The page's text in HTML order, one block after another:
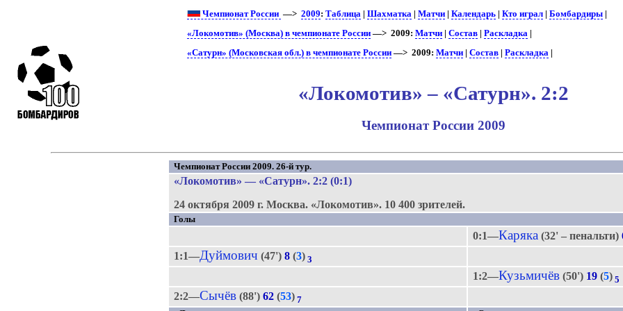
Чемпионат России —>2009:Таблица |Шахматка |Матчи |Календарь |Кто играл |Бомбардиры
«Локомотив» (Москва) в чемпионате России —> 2009:Матчи |Состав |Раскладка |
«Сатурн» (Московская обл.) в чемпионате России —> 2009:Матчи |Состав |Раскладка |
«Локомотив» – «Сатурн». 2:2
Чемпионат России 2009
Чемпионат России 2009. 26-й тур.
«Локомотив» — «Сатурн». 2:2 (0:1)
24 октября 2009 г.Москва. «Локомотив». 10 400 зрителей.
Голы
0:1—Каряка (32' – пенальти)
1:1—Дуймович (47')8 (3) 3
1:2—Кузьмичёв (50') 19 (5) 5
2:2—Сычёв (88')62 (53) 7